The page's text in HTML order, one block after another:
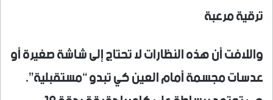
ترقية مرعبة
واللافت أن هذه النظارات لا تحتاج إلى شاشة صغيرة أو
عدسات مجسمة أمام العين كي تبدو “مستقبلية”.